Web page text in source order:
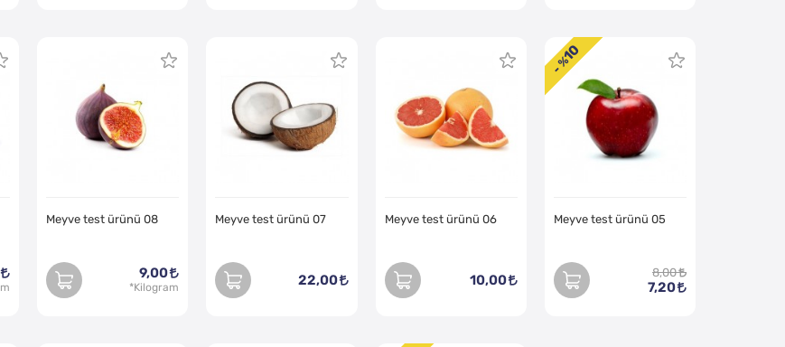
Meyve test ürünü 08
9,00
Meyve test ürünü 07
22,00
Meyve test ürünü 06
10,00
Meyve test ürünü 05
8,00
7,20
- %
10